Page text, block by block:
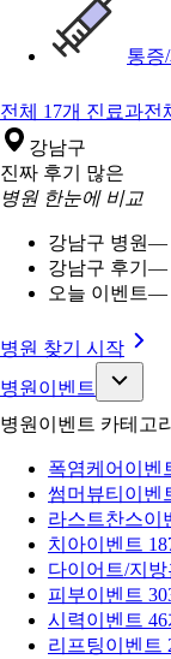
통증
전체 17개 진료과전
강남구
진짜 후기 많은
병원 한눈에 비교
강남구 병원—
강남구 후기 —
오늘 이벤트—
병원 찾기 시작
병원이벤트
병원이벤트 카테고리
폭염케어 이벤
썸머뷰티 이벤
라스트찬스이
치아이벤트
다이어트/지방
피부이벤트
시력이벤트 46
리프팅이벤트